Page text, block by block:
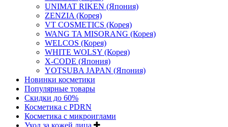
UNIMAT RIKEN (Япония)
ZENZIA (Корея)
VT COSMETICS (Корея)
WANG TA MISORANG (Корея)
WELCOS (Корея)
WHITE WOLSY (Корея)
X-CODE (Япония)
YOTSUBA JAPAN (Япония)
Новинки косметики
Популярные товары
Скидки до 60%
Косметика с PDRN
Косметика с микроиглами
Уход за кожей лица